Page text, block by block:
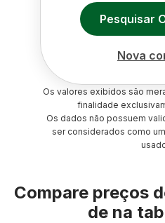
Pesquisar
Nova
Os valores exibidos são
finalidade
Os dados não possuem
ser considerados como
Compare preços
de na